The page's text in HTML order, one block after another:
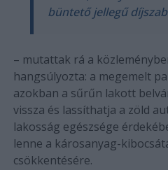
büntető jellegű
– mutattak rá a
hangsúlyozta: a megemelt
azokban a sűrűn lakott
vissza és lassíthatja a zöld
lakosság egészsége
lenne a károsanyag-
csökkentésére.